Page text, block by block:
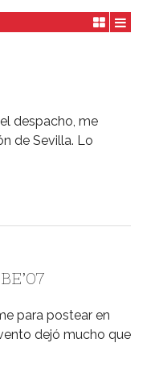
despacho, me
de Sevilla. Lo
para postear en
dejó mucho que